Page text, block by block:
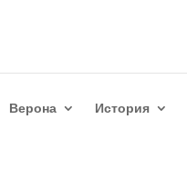
Верона История